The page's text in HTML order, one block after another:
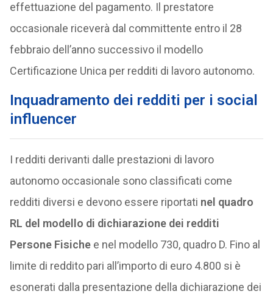
effettuazione del pagamento. Il prestatore
occasionale riceverà dal committente entro il 28
febbraio dell’anno successivo il modello
Certificazione Unica per redditi di lavoro autonomo.
Inquadramento dei redditi per i social
influencer
I redditi derivanti dalle prestazioni di lavoro
autonomo occasionale sono classificati come
redditi diversi e devono essere riportati nel quadro
RL del modello di dichiarazione dei redditi
Persone Fisichee nel modello 730, quadro D. Fino al
limite di reddito pari all’importo di euro 4.800 si è
esonerati dalla presentazione della dichiarazione dei